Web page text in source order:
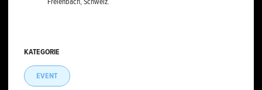
KATEGORIE
EVENT